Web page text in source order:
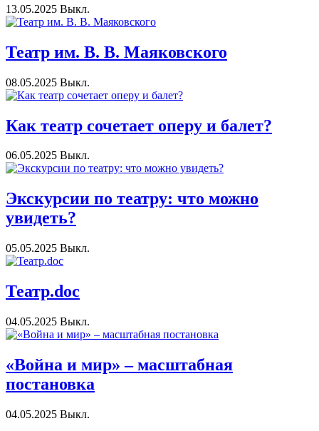
13.05.2025 Выкл.
Театр им. В. В. Маяковского
08.05.2025 Выкл.
Как театр сочетает оперу и балет?
06.05.2025 Выкл.
Экскурсии по театру: что можно
увидеть?
05.05.2025 Выкл.
Театр.doc
04.05.2025 Выкл.
«Война и мир» – масштабная
постановка
04.05.2025 Выкл.